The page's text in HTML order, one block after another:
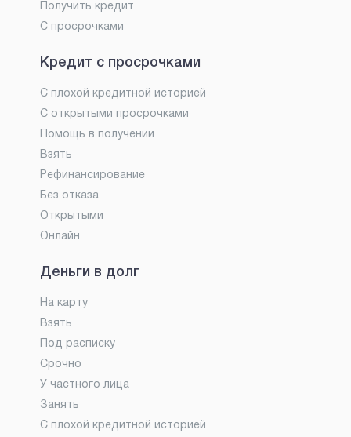
Получить кредит
С просрочками
Кредит с просрочками
С плохой кредитной историей
С открытыми просрочками
Помощь в получении
Взять
Рефинансирование
Без отказа
Открытыми
Онлайн
Деньги в долг
На карту
Взять
Под расписку
Срочно
У частного лица
Занять
С плохой кредитной историей